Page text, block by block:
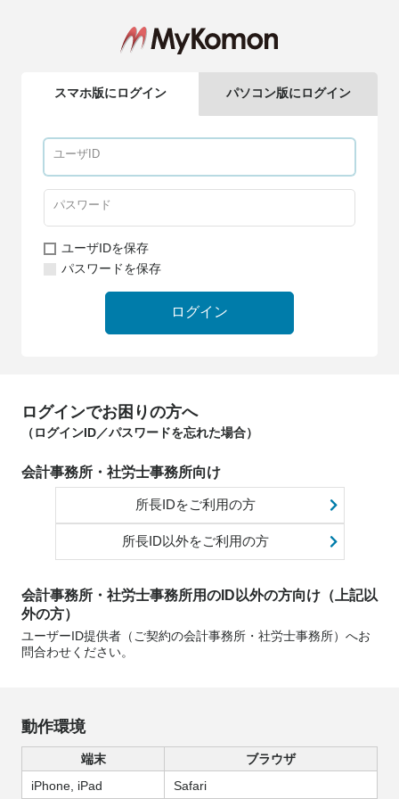
スマホ版にログイン パソコン版にログイン
ユーザIDを保存
パスワードを保存
ログイン
ログインでお困りの方へ
（ログインID／パスワードを忘れた場合）
会計事務所・社労士事務所向け
所長IDをご利用の方
所長ID以外をご利用の方
会計事務所・社労士事務所用のID以外の方向け（上記以
外の方）
ユーザーID提供者（ご契約の会計事務所・社労士事務所）へお
問合わせください。
動作環境
端末
ブラウザ
iPhone, iPad
Safari